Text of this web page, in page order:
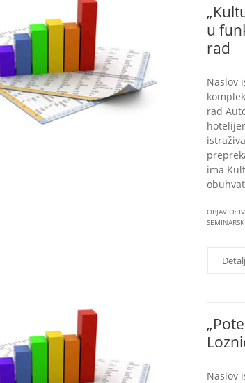
u
rad
Naslov
rad
ima
OBJAVIO:
Naslov